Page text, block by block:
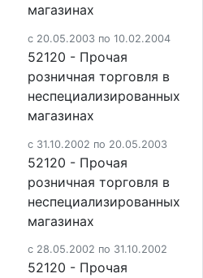
магазинах
c 20.05.2003 по 10.02.2004
52120 - Прочая
розничная торговля в
неспециализированных
магазинах
c 31.10.2002 по 20.05.2003
52120 - Прочая
розничная торговля в
неспециализированных
магазинах
c 28.05.2002 по 31.10.2002
52120 - Прочая